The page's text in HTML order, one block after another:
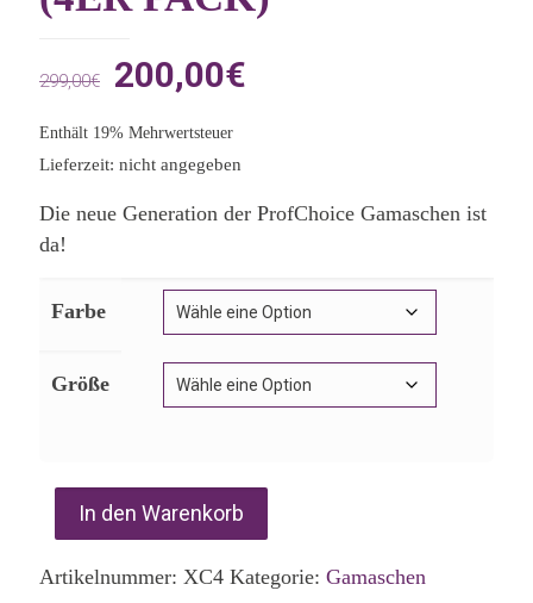
299,00€
Ursprünglicher
war:
299,00€
200,00€
Enthält 19% Mehrwertsteuer
Lieferzeit: nicht angegeben
Die neue Generation der ProfChoice Gamaschen ist
da!
Farbe
Größe
In den Warenkorb
Artikelnummer: XC4 Kategorie: Gamaschen